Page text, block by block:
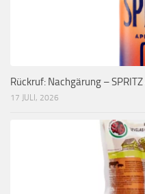
Rückruf: Nachgärung –
17 JULI, 2026